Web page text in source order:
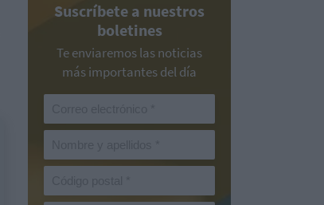
Suscríbete a nuestros
boletines
Te enviaremos las noticias
más importantes del día